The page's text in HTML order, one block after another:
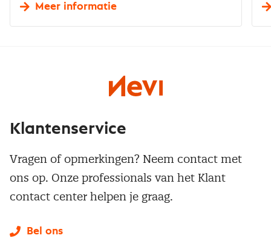
Meer informatie
Klantenservice
Vragen of opmerkingen? Neem contact met
ons op. Onze professionals van het Klant
contact center helpen je graag.
Bel ons